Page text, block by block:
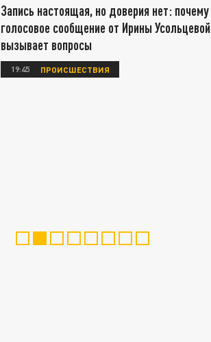
Запись настоящая, но доверия нет: почему
голосовое сообщение от Ирины Усольцевой
вызывает вопросы
19:45 ПРОИСШЕСТВИЯ